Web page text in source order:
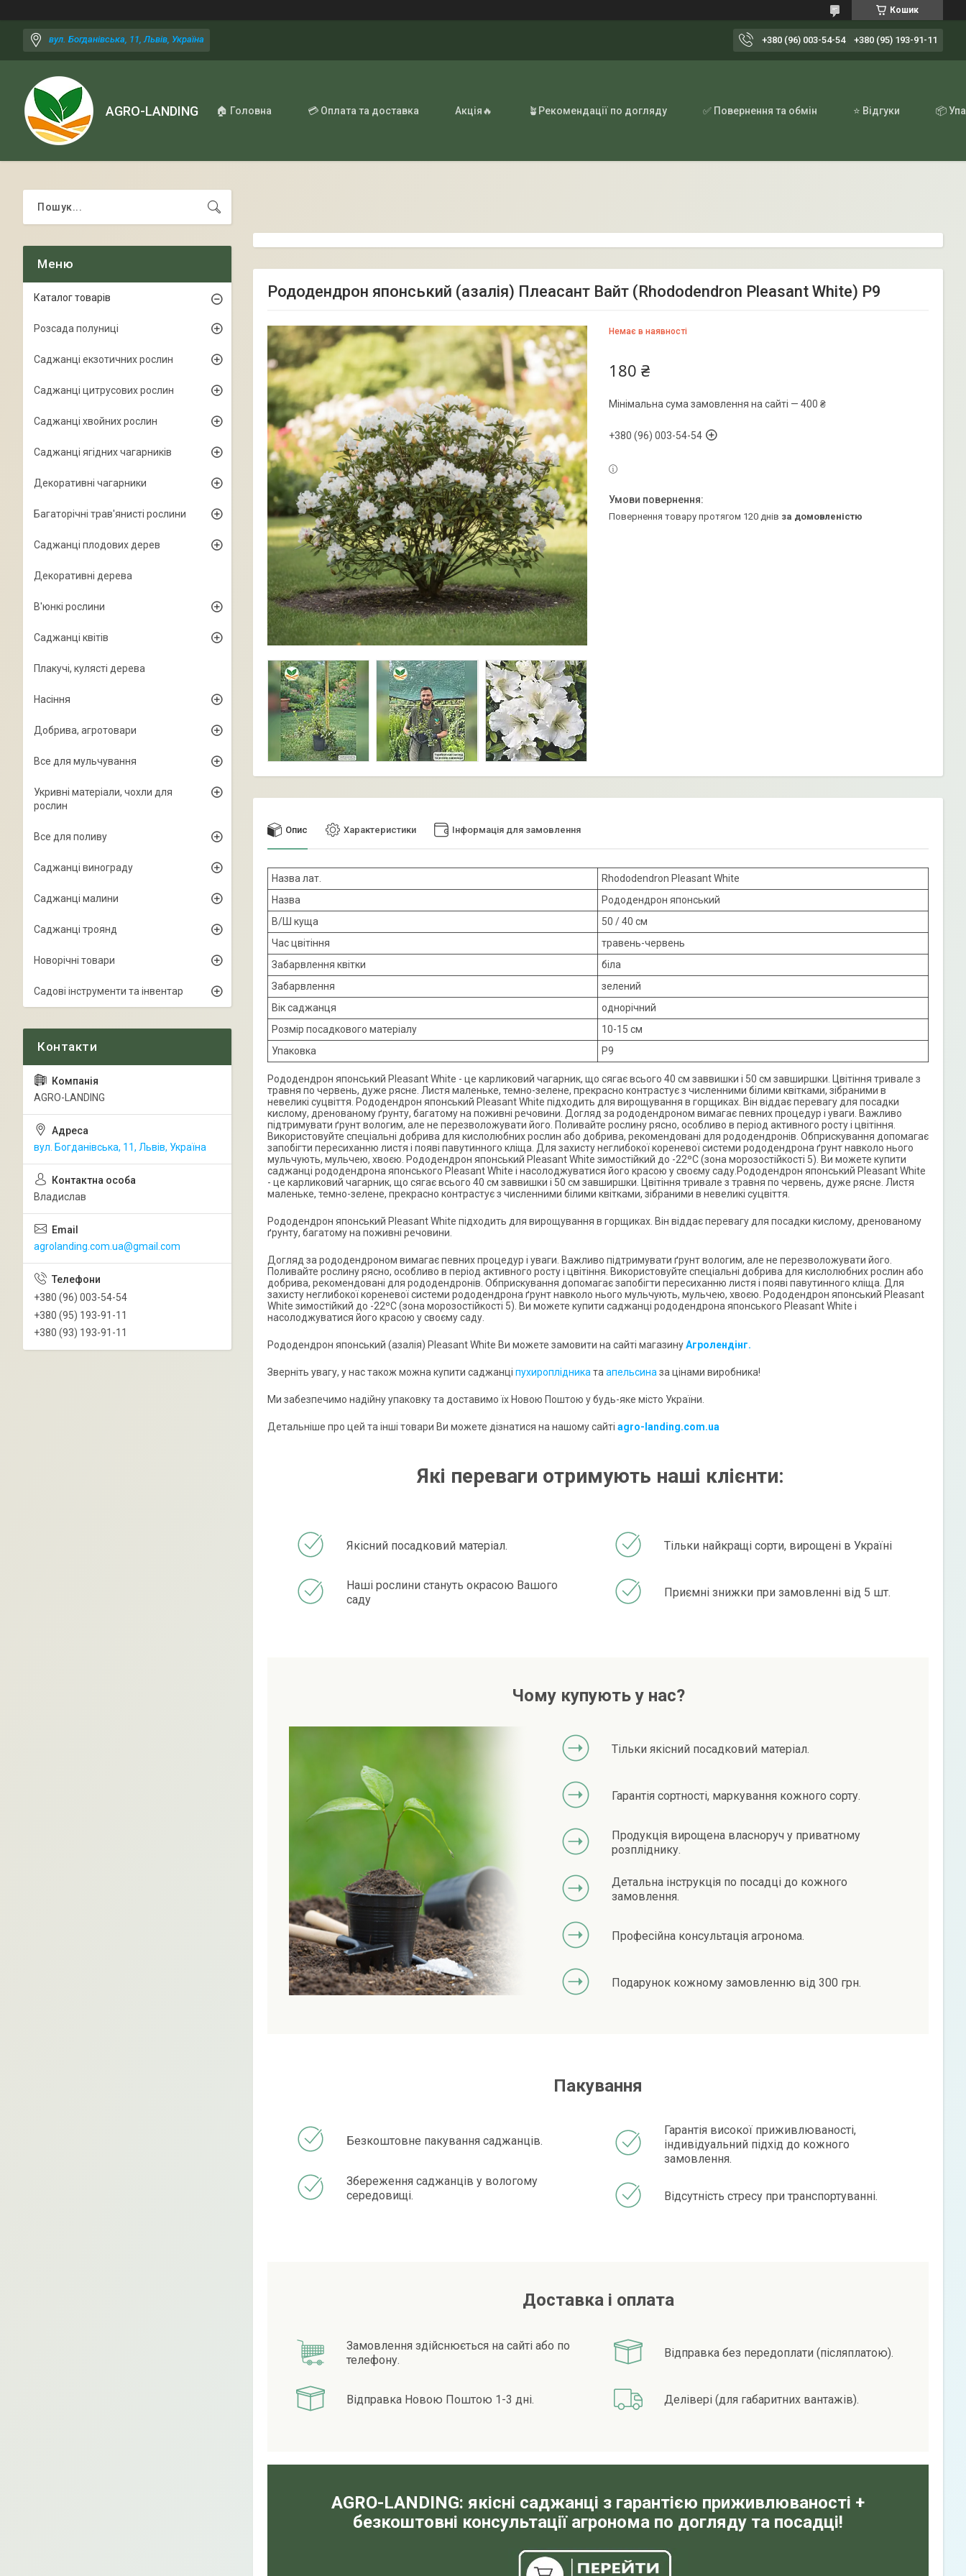
Кошик
вул. Богданівська, 11, Львів, Україна +380 (96) 003-54-54 +380 (95) 193-91-11
AGRO-LANDING 🏠 Головна 💳 Оплата та доставка Акція🔥 🪴Рекомендації по догляду ✅ Повернення та обмін ⭐ Відгуки 📦
Рододендрон японський (азалія) Плеасант Вайт (Rhododendron Pleasant White) Р9
Немає в наявності
180 ₴
Мінімальна сума замовлення на сайті — 400 ₴
+380 (96) 003-54-54
повернення товару протягом 120 днів за домовленістю
Опис Характеристики Інформація для замовлення
Назва лат.
Rhododendron Pleasant White
Назва
Рододендрон японський
В/Ш куща
50 / 40 см
Час цвітіння
травень-червень
Забарвлення квітки
біла
Забарвлення
зелений
Вік саджанця
однорічний
Розмір посадкового матеріалу
10-15 см
Упаковка
Р9
Рододендрон японський Pleasant White - це карликовий чагарник, що сягає всього 40 см заввишки і 50 см завширшки. Цвітіння тривале з
травня по червень, дуже рясне. Листя маленьке, темно-зелене, прекрасно контрастує з численними білими квітками, зібраними в
невеликі суцвіття. Рододендрон японський Pleasant White підходить для вирощування в горщиках. Він віддає перевагу для посадки
кислому, дренованому ґрунту, багатому на поживні речовини. Догляд за рододендроном вимагає певних процедур і уваги. Важливо
підтримувати ґрунт вологим, але не перезволожувати його. Поливайте рослину рясно, особливо в період активного росту і цвітіння.
Використовуйте спеціальні добрива для кислолюбних рослин або добрива, рекомендовані для рододендронів. Обприскування допомагає
запобігти пересиханню листя і появі павутинного кліща. Для захисту неглибокої кореневої системи рододендрона ґрунт навколо нього
мульчують, мульчею, хвоєю. Рододендрон японський Pleasant White зимостійкий до -22ºС (зона морозостійкості 5). Ви можете купити
саджанці рододендрона японського Pleasant White і насолоджуватися його красою у своєму саду.Рододендрон японський Pleasant White
- це карликовий чагарник, що сягає всього 40 см заввишки і 50 см завширшки. Цвітіння тривале з травня по червень, дуже рясне. Листя
маленьке, темно-зелене, прекрасно контрастує з численними білими квітками, зібраними в невеликі суцвіття.
Рододендрон японський Pleasant White підходить для вирощування в горщиках. Він віддає перевагу для посадки кислому, дренованому
ґрунту, багатому на поживні речовини.
Догляд за рододендроном вимагає певних процедур і уваги. Важливо підтримувати ґрунт вологим, але не перезволожувати його.
Поливайте рослину рясно, особливо в період активного росту і цвітіння. Використовуйте спеціальні добрива для кислолюбних рослин або
добрива, рекомендовані для рододендронів. Обприскування допомагає запобігти пересиханню листя і появі павутинного кліща. Для
захисту неглибокої кореневої системи рододендрона ґрунт навколо нього мульчують, мульчею, хвоєю. Рододендрон японський Pleasant
White зимостійкий до -22ºС (зона морозостійкості 5). Ви можете купити саджанці рододендрона японського Pleasant White і
насолоджуватися його красою у своєму саду.
Рододендрон японський (азалія) Pleasant White Ви можете замовити на сайті магазинуАгролендінг.
Зверніть увагу, у нас також можна купити саджанці пухироплідника та апельсина за цінами виробника!
Ми забезпечимо надійну упаковку та доставимо їх Новою Поштою у будь-яке місто України.
Детальніше про цей та інші товари Ви можете дізнатися на нашому сайті agro-landing.com.ua
Які переваги отримують наші клієнти:
Якісний посадковий матеріал.
Наші рослини стануть окрасою Вашого
саду
Тільки найкращі сорти, вирощені в Україні
Приємні знижки при замовленні від 5 шт.
Чому купують у нас?
Тільки якісний посадковий матеріал.
Гарантія сортності, маркування кожного сорту.
Продукція вирощена власноруч у приватному
розпліднику.
Детальна інструкція по посадці до кожного
замовлення.
Професійна консультація агронома.
Подарунок кожному замовленню від 300 грн.
Пакування
Безкоштовне пакування саджанців.
Збереження саджанців у вологому
середовищі.
Гарантія високої приживлюваності,
індивідуальний підхід до кожного
замовлення.
Відсутність стресу при транспортуванні.
Доставка і оплата
Замовлення здійснюється на сайті або по
телефону.
Відправка Новою Поштою 1-3 дні.
Відправка без передоплати (післяплатою).
Делівері (для габаритних вантажів).
AGRO-LANDING: якісні саджанці з гарантією приживлюваності +
безкоштовні консультації агронома по догляду та посадці!
Каталог товарів
Розсада полуниці
Саджанці екзотичних рослин
Саджанці цитрусових рослин
Саджанці хвойних рослин
Саджанці ягідних чагарників
Декоративні чагарники
Багаторічні трав'янисті рослини
Саджанці плодових дерев
Декоративні дерева
В'юнкі рослини
Саджанці квітів
Плакучі, кулясті дерева
Насіння
Добрива, агротовари
Все для мульчування
Укривні матеріали, чохли для
рослин
Все для поливу
Саджанці винограду
Саджанці малини
Саджанці троянд
Новорічні товари
Садові інструменти та інвентар
AGRO-LANDING
вул. Богданівська, 11, Львів, Україна
Владислав
agrolanding.com.ua@gmail.com
+380 (96) 003-54-54
+380 (95) 193-91-11
+380 (93) 193-91-11